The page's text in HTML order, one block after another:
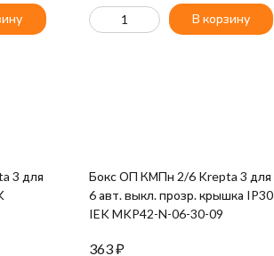
В корзину
3 для
Бокс ОП КМПн 2/6 Krepta 3 для
6 авт. выкл. прозр. крышка IP30
IEK MKP42-N-06-30-09
363₽